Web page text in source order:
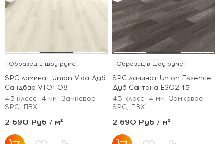
Образец в шоу-руме
SPC ламинат Union Vida Дуб
Сандбар VI01-08
43 класс
4 мм
Замковое
SPC, ПВХ
2 690 Руб / м²
Образец в шоу-руме
SPC ламинат Union Essence
Дуб Сантана ES02-15
43 класс
4 мм
Замковое
SPC, ПВХ
2 690 Руб / м²